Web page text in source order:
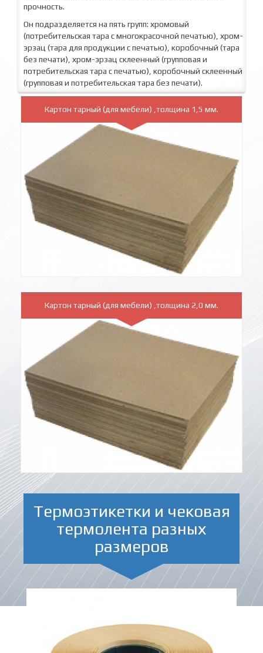
прочность.
Он подразделяется на пять групп: хромовый
(потребительская тара с многокрасочной печатью), хром-
эрзац (тара для продукции с печатью), коробочный (тара
без печати), хром-эрзац склеенный (групповая и
потребительская тара с печатью), коробочный склеенный
(групповая и потребительская тара без печати).
Картон тарный (для мебели) ,толщина 1,5 мм.
Картон тарный (для мебели) ,толщина 2,0 мм.
Термоэтикетки и чековая
термолента разных
размеров